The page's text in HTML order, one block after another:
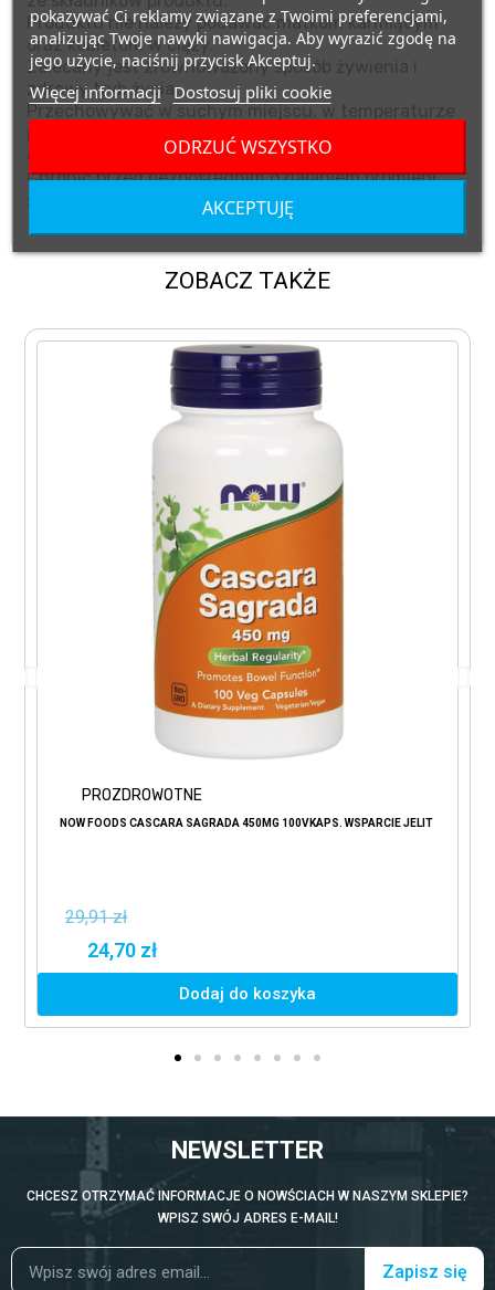
Produktu nie należy podawać matkom karmiącym
oraz kobietom w ciąży.
Zalecany jest zrównoważony sposób żywienia i
zdrowy tryb życia.
pokojowej, w miejscu niedostępnym dla małych
Chronić przed bezpośrednim działaniem promieni
ZOBACZ TAKŻE
PROZDROWOTNE
NOW FOODS CASCARA SAGRADA 450MG 100VKAPS. WSPARCIE JELIT
29,91 zł
24,70 zł
Dodaj do koszyka
NEWSLETTER
CHCESZ OTRZYMAĆ INFORMACJE O NOWŚCIACH W NASZYM SKLEPIE?
WPISZ SWÓJ ADRES E-MAIL!
Zapisz się
pokazywać Ci reklamy związane z Twoimi preferencjami,
analizując Twoje nawyki nawigacja. Aby wyrazić zgodę na
jego użycie, naciśnij przycisk Akceptuj.
Więcej informacji Dostosuj pliki cookie
ODRZUĆ WSZYSTKO
AKCEPTUJĘ